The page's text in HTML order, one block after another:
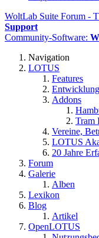
WoltLab Suite Forum -
Support
Community-Software:
Navigation
LOTUS
Features
Entwicklung
Addons
Tram
Vereine,
LOTUS
20 Jahre
Forum
Galerie
Alben
Lexikon
Blog
Artikel
OpenLOTUS